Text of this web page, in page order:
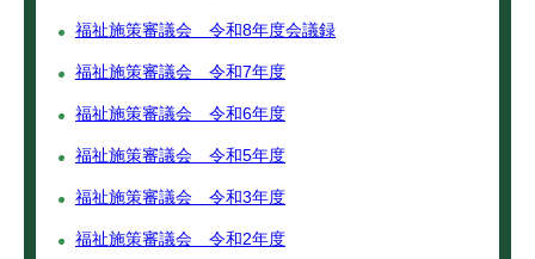
福祉施策審議会 令和8年度会議録
福祉施策審議会 令和7年度
福祉施策審議会 令和6年度
福祉施策審議会 令和5年度
福祉施策審議会 令和3年度
福祉施策審議会 令和2年度